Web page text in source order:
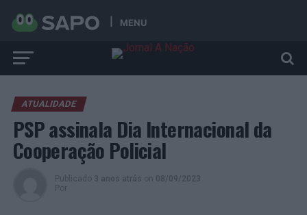
MENU
ATUALIDADE
PSP assinala Dia Internacional da
Cooperação Policial
Publicado 3 anos atrás on 08/09/2023
Por